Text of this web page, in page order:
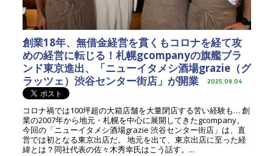
創業18年、無借金経営を貫くもコロナを経て攻
めの経営に転じる！札幌gcompanyの旗艦ブラ
ンド東京進出、「ニューイタメシ酒場grazie（グ
ラッツェ）渋谷センター街店」が開業
2025.09.04
コロナ禍では100坪超の大箱店舗を大量閉店する苦い経験も… 創
業の2007年から地元・札幌を中心に展開してきたgcompany。
今回の「ニューイタメシ酒場grazie 渋谷センター街店」は、直
営では初となる東京出店だ。 地元を出て、東京出店に至った経
緯とは？同社代表の佐々木秀幸氏はこう話す。...